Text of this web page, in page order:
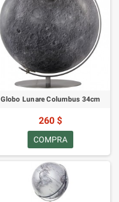
Globo Lunare Columbus 34cm
260 $
COMPRA